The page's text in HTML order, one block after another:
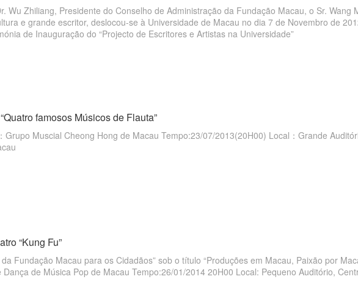
Wu Zhiliang, Presidente do Conselho de Administração da Fundação Macau, o Sr. Wang
e grande escritor, deslocou-se à Universidade de Macau no dia 7 de Novembro de
de Inauguração do “Projecto de Escritores e Artistas na Universidade”
famosos Músicos de Flauta”
Muscial Cheong Hong de Macau Tempo:23/07/2013(20H00) Local：Grande Auditório do Centro
“Kung Fu”
Fundação Macau para os Cidadãos” sob o título “Produções em Macau, Paixão por Macau”
Macau Tempo:26/01/2014 20H00 Local: Pequeno Auditório, Centro Cultural de